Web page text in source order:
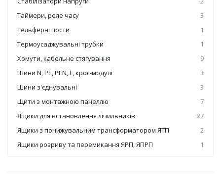
Таймери, реле часу
3
Тельферні пости
1
Термоусаджувальні трубки
1
Хомути, кабельне стягування
9
Шини N, PE, PEN, L, крос-модулі
3
Шини з'єднувальні
3
Щити з монтажною панеллю
7
Ящики для встановлення лічильників
27
Ящики з понижувальним трансформатором ЯТП
2
Ящики розриву та перемикання ЯРП, ЯПРП
1